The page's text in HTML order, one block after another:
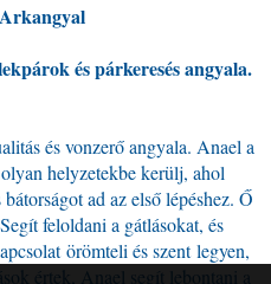
éspárkeresésangyala.
és vonzerő angyala. Anael a
helyzetekbe kerülj, ahol
ad az első lépéshez. Ő
feloldani a gátlásokat, és
örömteli és szent legyen,
értek, Anael segít lebontani a